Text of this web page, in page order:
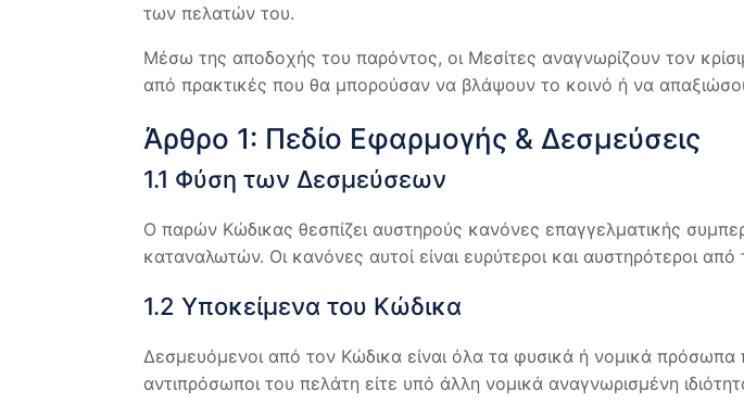
των πελατών του.
Μέσω της αποδοχής του παρόντος, οι Μεσίτες αναγνωρίζουν τον
από πρακτικές που θα μπορούσαν να βλάψουν το κοινό ή να
Άρθρο 1: Πεδίο Εφαρμογής & Δεσμεύσεις
1.1 Φύση των Δεσμεύσεων
Ο παρών Κώδικας θεσπίζει αυστηρούς κανόνες επαγγελματικής
καταναλωτών. Οι κανόνες αυτοί είναι ευρύτεροι και αυστηρότεροι
1.2 Υποκείμενα του Κώδικα
Δεσμευόμενοι από τον Κώδικα είναι όλα τα φυσικά ή νομικά
αντιπρόσωποι του πελάτη είτε υπό άλλη νομικά αναγνωρισμένη